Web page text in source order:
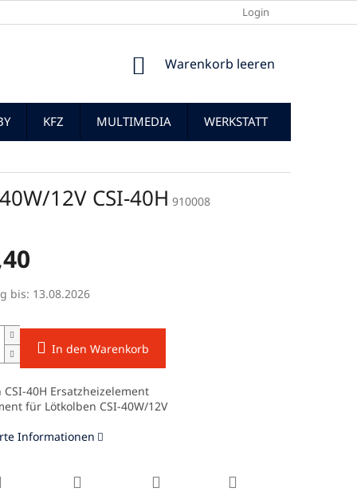
Login
WARENKORB
Warenkorb leeren
KFZ MULTIMEDIA WERKSTATT
12V CSI-40H 910008
bis: 13.08.2026
In den Warenkorb
CSI-40H Ersatzheizelement
für Lötkolben CSI-40W/12V
Informationen